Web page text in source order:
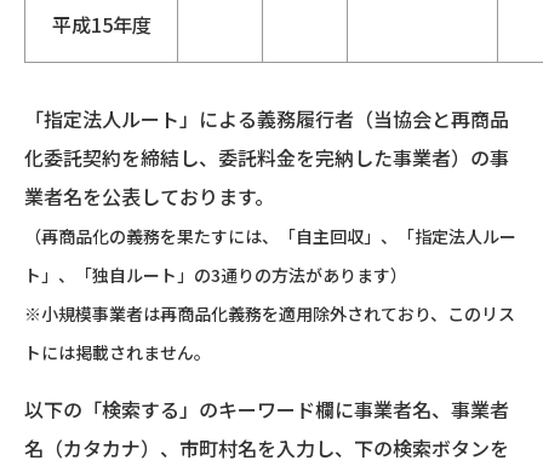
平成15年度
「指定法人ルート」による義務履行者（当協会と再商品
化委託契約を締結し、委託料金を完納した事業者）の事
業者名を公表しております。
（再商品化の義務を果たすには、「自主回収」、「指定法人ルー
ト」、「独自ルート」の3通りの方法があります）
※小規模事業者は再商品化義務を適用除外されており、このリス
トには掲載されません。
以下の「検索する」のキーワード欄に事業者名、事業者
名（カタカナ）、市町村名を入力し、下の検索ボタンを